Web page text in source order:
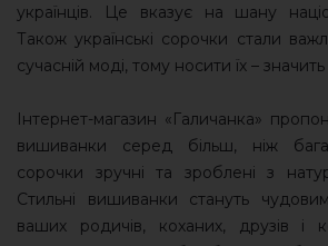
українців. Це вказує на шану
Також українські сорочки стали
сучасній моді, тому носити їх –
Інтернет-магазин «Галичанка»
вишиванки серед більш, ніж
сорочки зручні та зроблені з
Стильні вишиванки стануть
ваших родичів, коханих, друзів і